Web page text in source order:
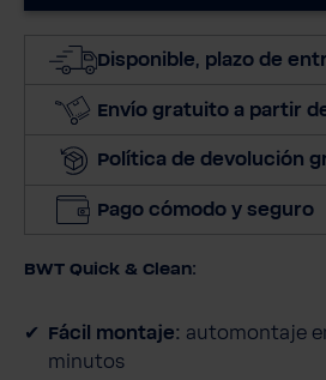
Disponible, plazo de
Envío gratuito a partir
Política de devolución
Pago cómodo y seguro
BWT Quick & Clean:
Fácil montaje: automontaje
minutos